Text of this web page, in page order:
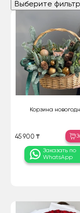
Выберите
Корзина
45 900 ₸
Заказать по
WhatsApp